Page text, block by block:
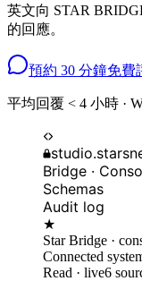
英文向 STAR
的回應。
預約 30 分鐘免費
平均回覆 < 4 小時 ·
Bridge ·
Schemas
Audit log
★
Star Bridge ·
Connected
Read · live6